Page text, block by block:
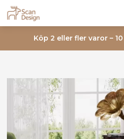
Köp 2 eller fler varor –